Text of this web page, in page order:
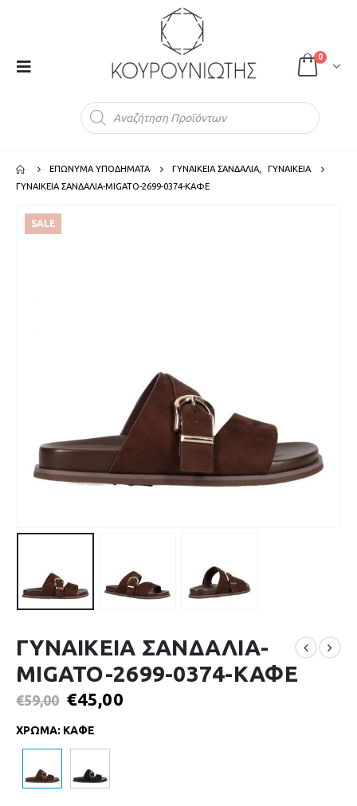
0
ΕΠΩΝΥΜΑ ΥΠΟΔΗΜΑΤΑ ΓΥΝΑΙΚΕΙΑ ΣΑΝΔΑΛΙΑ
ΓΥΝΑΙΚΕΙΑ
ΓΥΝΑΙΚΕΙΑ ΣΑΝΔΑΛΙΑ-MIGATO-2699-0374-ΚΑΦΕ
SALE
ΓΥΝΑΙΚΕΙΑ ΣΑΝΔΑΛΙΑ-
MIGATO-2699-0374-ΚΑΦΕ
€59,00 €45,00
ΧΡΩΜΑ: ΚΑΦΕ